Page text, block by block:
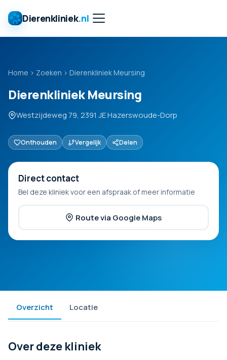
Dierenkliniek.nl
Home › Zoeken › Dierenkliniek Meursing
Dierenkliniek Meursing
Westzijdeweg 79, 2391 JE Hazerswoude-Dorp
Onthouden Vergelijk Delen
Direct contact
Bel deze kliniek voor een afspraak of meer informatie
Route via Google Maps
Overzicht Locatie
Over deze kliniek